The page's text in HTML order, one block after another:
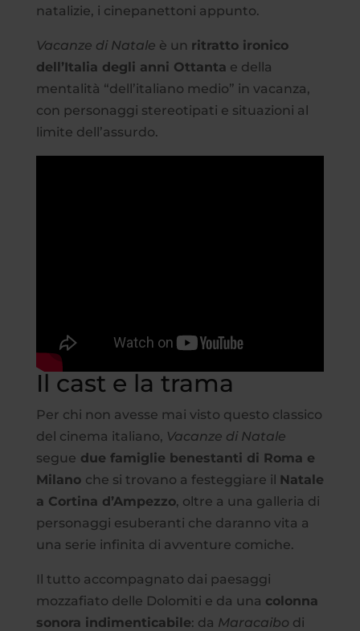
natalizie, i cinepanettoni appunto.
Vacanze di Natale è un ritratto ironico
dell’Italia degli anni Ottanta e della
mentalità “dell’italiano medio” in vacanza,
con personaggi stereotipati e situazioni al
limite dell’assurdo.
Il cast e la trama
Per chi non avesse mai visto questo classico
del cinema italiano, Vacanze di Natale
segue due famiglie benestanti di Roma e
Milano che si trovano a festeggiare il Natale
a Cortina d’Ampezzo, oltre a una galleria di
personaggi esuberanti che daranno vita a
una serie infinita di avventure comiche.
Il tutto accompagnato dai paesaggi
mozzafiato delle Dolomiti e da una colonna
sonora indimenticabile: da Maracaibo di